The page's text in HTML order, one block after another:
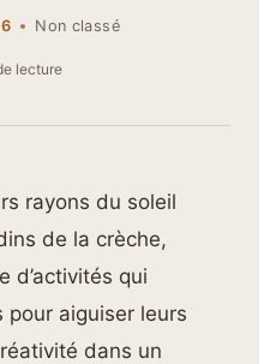
Non classé
lecture
rayons du soleil
de la crèche,
d’activités qui
pour aiguiser leurs
dans un